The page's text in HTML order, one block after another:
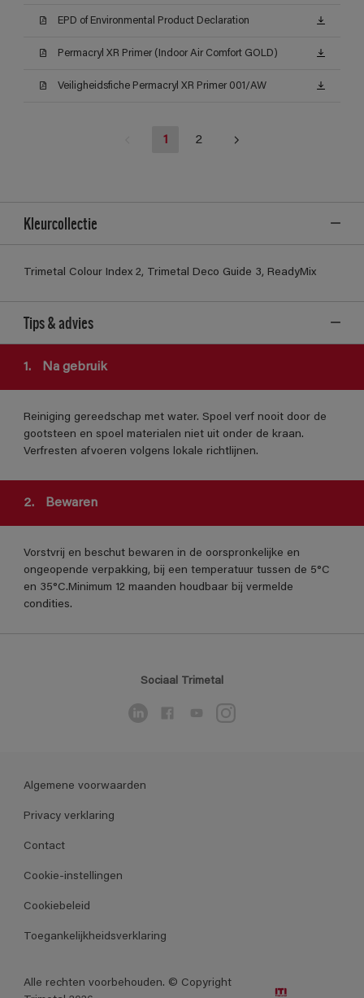
EPD of Environmental Product Declaration
Permacryl XR Primer (Indoor Air Comfort GOLD)
Veiligheidsfiche Permacryl XR Primer 001/AW
1 2
Kleurcollectie
Trimetal Colour Index 2, Trimetal Deco Guide 3, ReadyMix
Tips & advies
1. Na gebruik
Reiniging gereedschap met water. Spoel verf nooit door de
gootsteen en spoel materialen niet uit onder de kraan.
Verfresten afvoeren volgens lokale richtlijnen.
2. Bewaren
Vorstvrij en beschut bewaren in de oorspronkelijke en
ongeopende verpakking, bij een temperatuur tussen de 5°C
en 35°C.Minimum 12 maanden houdbaar bij vermelde
condities.
Sociaal Trimetal
Algemene voorwaarden
Privacy verklaring
Contact
Cookie-instellingen
Cookiebeleid
Toegankelijkheidsverklaring
Alle rechten voorbehouden. © Copyright